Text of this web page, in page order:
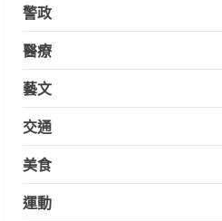
警政
醫療
藝文
交通
美食
運動